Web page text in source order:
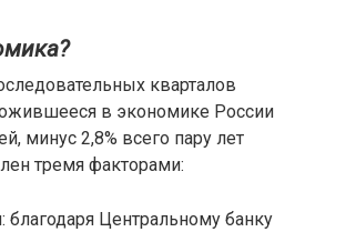
кварталов
в экономике России
минус 2,8% всего пару лет
тремя факторами:
благодаря Центральному банку